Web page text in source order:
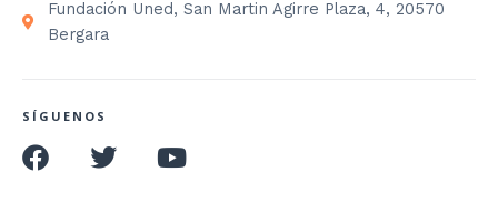
Fundación Uned, San Martin Agirre Plaza, 4, 20570
Bergara
SÍGUENOS